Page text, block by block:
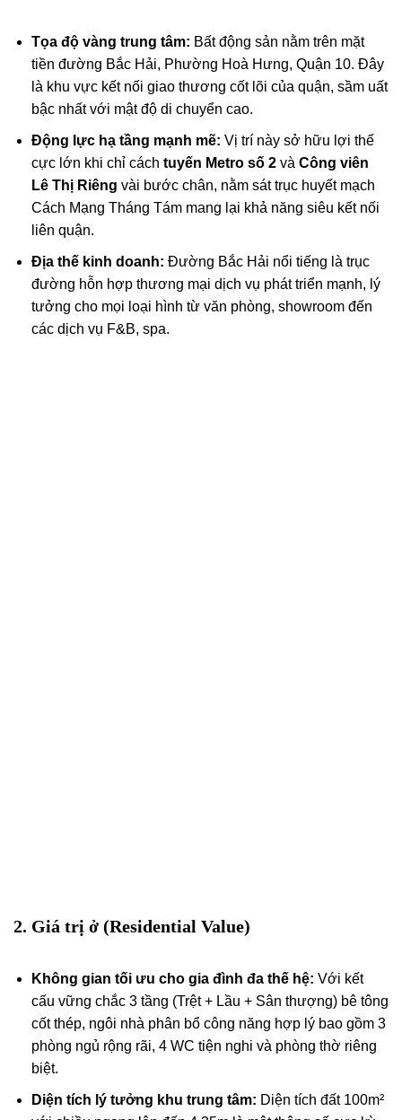
Tọa độ vàng trung tâm: Bất động sản nằm trên mặt
tiền đường Bắc Hải, Phường Hoà Hưng, Quận 10. Đây
là khu vực kết nối giao thương cốt lõi của quận, sầm uất
bậc nhất với mật độ di chuyển cao.
Động lực hạ tầng mạnh mẽ: Vị trí này sở hữu lợi thế
cực lớn khi chỉ cách tuyến Metro số 2 và Công viên
Lê Thị Riêng vài bước chân, nằm sát trục huyết mạch
Cách Mạng Tháng Tám mang lại khả năng siêu kết nối
liên quận.
Địa thế kinh doanh: Đường Bắc Hải nổi tiếng là trục
đường hỗn hợp thương mại dịch vụ phát triển mạnh, lý
tưởng cho mọi loại hình từ văn phòng, showroom đến
các dịch vụ F&B, spa.
2. Giá trị ở (Residential Value)
Không gian tối ưu cho gia đình đa thế hệ: Với kết
cấu vững chắc 3 tầng (Trệt + Lầu + Sân thượng) bê tông
cốt thép, ngôi nhà phân bổ công năng hợp lý bao gồm 3
phòng ngủ rộng rãi, 4 WC tiện nghi và phòng thờ riêng
biệt.
Diện tích lý tưởng khu trung tâm: Diện tích đất 100m²